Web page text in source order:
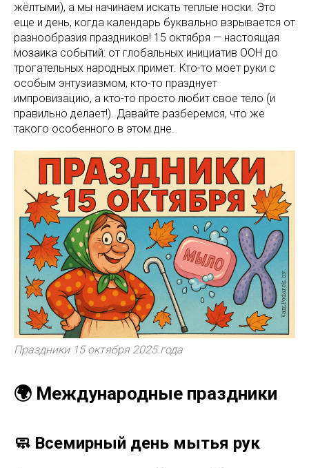
жёлтыми), а мы начинаем искать теплые носки. Это
еще и день, когда календарь буквально взрывается от
разнообразия праздников! 15 октября — настоящая
мозаика событий: от глобальных инициатив ООН до
трогательных народных примет. Кто-то моет руки с
особым энтузиазмом, кто-то празднует
импровизацию, а кто-то просто любит свое тело (и
правильно делает!). Давайте разберемся, что же
такого особенного в этом дне.
Праздники 15 октября 2025 года
🌍 Международные праздники
🧼 Всемирный день мытья рук